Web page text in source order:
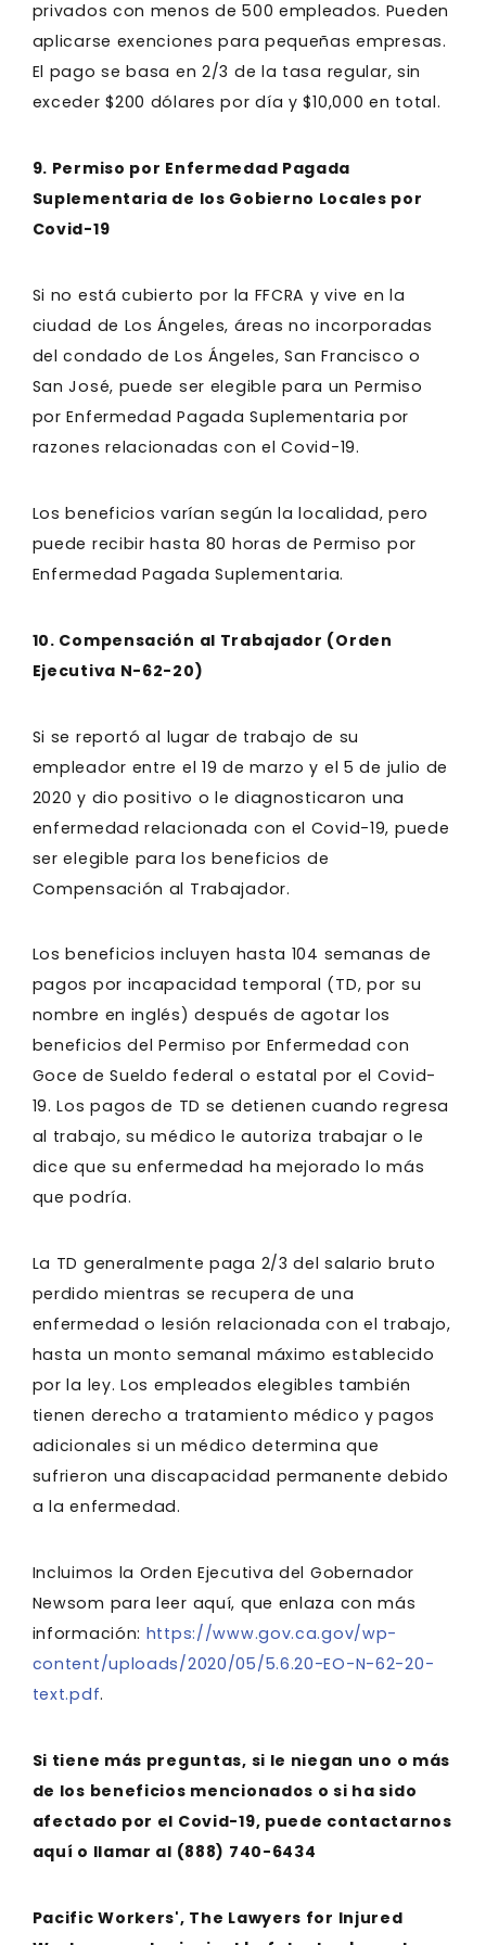
privados con menos de 500 empleados. Pueden
aplicarse exenciones para pequeñas empresas.
El pago se basa en 2/3 de la tasa regular, sin
exceder $200 dólares por día y $10,000 en total.
9. Permiso por Enfermedad Pagada
Suplementaria de los Gobierno Locales por
Covid-19
Si no está cubierto por la FFCRA y vive en la
ciudad de Los Ángeles, áreas no incorporadas
del condado de Los Ángeles, San Francisco o
San José, puede ser elegible para un Permiso
por Enfermedad Pagada Suplementaria por
razones relacionadas con el Covid-19.
Los beneficios varían según la localidad, pero
puede recibir hasta 80 horas de Permiso por
Enfermedad Pagada Suplementaria.
10. Compensación al Trabajador (Orden
Ejecutiva N-62-20)
Si se reportó al lugar de trabajo de su
empleador entre el 19 de marzo y el 5 de julio de
2020 y dio positivo o le diagnosticaron una
enfermedad relacionada con el Covid-19, puede
ser elegible para los beneficios de
Compensación al Trabajador.
Los beneficios incluyen hasta 104 semanas de
pagos por incapacidad temporal (TD, por su
nombre en inglés) después de agotar los
beneficios del Permiso por Enfermedad con
Goce de Sueldo federal o estatal por el Covid-
19. Los pagos de TD se detienen cuando regresa
al trabajo, su médico le autoriza trabajar o le
dice que su enfermedad ha mejorado lo más
que podría.
La TD generalmente paga 2/3 del salario bruto
perdido mientras se recupera de una
enfermedad o lesión relacionada con el trabajo,
hasta un monto semanal máximo establecido
por la ley. Los empleados elegibles también
tienen derecho a tratamiento médico y pagos
adicionales si un médico determina que
sufrieron una discapacidad permanente debido
a la enfermedad.
Incluimos la Orden Ejecutiva del Gobernador
Newsom para leer aquí, que enlaza con más
información: https://www.gov.ca.gov/wp-
content/uploads/2020/05/5.6.20-EO-N-62-20-
text.pdf.
Si tiene más preguntas, si le niegan uno o más
de los beneficios mencionados o si ha sido
afectado por el Covid-19, puede contactarnos
aquí o llamar al (888) 740-6434
Pacific Workers', The Lawyers for Injured